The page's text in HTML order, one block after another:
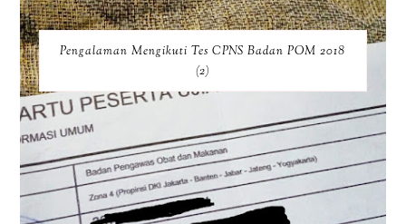
Pengalaman Mengikuti Tes CPNS Badan POM 2018
(2)